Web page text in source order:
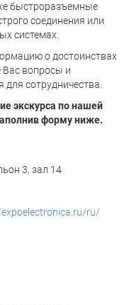
быстроразъемные
соединения или
системах.
о достоинствах
Вас вопросы и
сотрудничества.
экскурса по нашей
форму ниже.
3, зал 14
ru/